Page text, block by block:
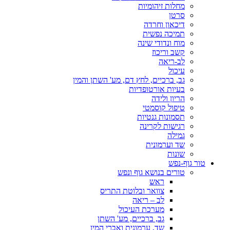
מחלות זיהומיות
סרטן
דיכאון וחרדה
תמיכה נפשית
מוח ונדודי שינה
קשב וריכוז
לב-ריאה
עיכול
גב, ברכיים, לחץ דם, מע' השתן והמין
בעיות אורטופדיות
הריון ולידה
טיפול קוסמטי
תסמונות גנטיות
רגישות לקרינה
גמילה
שד וערמונית
שונות
טור גוף-נפש
טורים בנושא גוף ונפש
ראש
צוואר ובלוטת התריס
לב – ריאה
מערכת העיכול
גב, ברכיים, מע' השתן
שד, ערמונית ואברי המין